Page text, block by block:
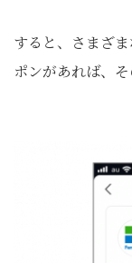
すると、さまざ
ポンがあれば、